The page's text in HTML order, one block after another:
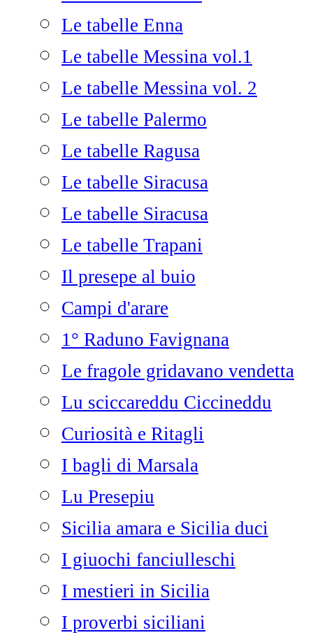
Le tabelle Enna
Le tabelle Messina vol.1
Le tabelle Messina vol. 2
Le tabelle Palermo
Le tabelle Ragusa
Le tabelle Siracusa
Le tabelle Siracusa
Le tabelle Trapani
Il presepe al buio
Campi d'arare
1° Raduno Favignana
Le fragole gridavano vendetta
Lu sciccareddu Ciccineddu
Curiosità e Ritagli
I bagli di Marsala
Lu Presepiu
Sicilia amara e Sicilia duci
I giuochi fanciulleschi
I mestieri in Sicilia
I proverbi siciliani